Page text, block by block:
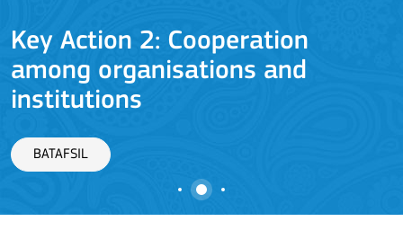
Key Action 2: Cooperation
among organisations and
institutions
BATAFSIL